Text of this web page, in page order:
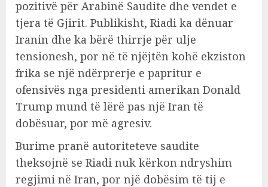
pozitivë për Arabinë Saudite dhe vendet e
tjera të Gjirit. Publikisht, Riadi ka dënuar
Iranin dhe ka bërë thirrje për ulje
tensionesh, por në të njëjtën kohë ekziston
frika se një ndërprerje e papritur e
ofensivës nga presidenti amerikan Donald
Trump mund të lërë pas një Iran të
dobësuar, por më agresiv.
Burime pranë autoriteteve saudite
theksojnë se Riadi nuk kërkon ndryshim
regjimi në Iran, por një dobësim të tij e